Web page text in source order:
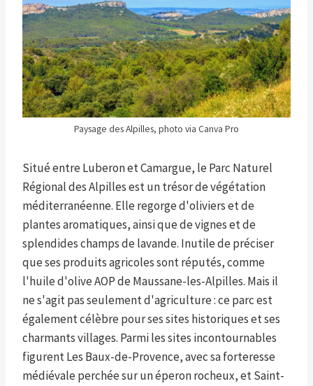
Paysage des Alpilles, photo via Canva Pro
Situé entre Luberon et Camargue, le Parc Naturel
Régional des Alpilles est un trésor de végétation
méditerranéenne. Elle regorge d'oliviers et de
plantes aromatiques, ainsi que de vignes et de
splendides champs de lavande. Inutile de préciser
que ses produits agricoles sont réputés, comme
l'huile d'olive AOP de Maussane-les-Alpilles. Mais il
ne s'agit pas seulement d'agriculture : ce parc est
également célèbre pour ses sites historiques et ses
charmants villages. Parmi les sites incontournables
figurent Les Baux-de-Provence, avec sa forteresse
médiévale perchée sur un éperon rocheux, et Saint-